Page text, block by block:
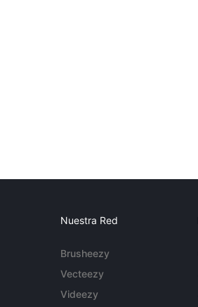
Nuestra Red
Brusheezy
Vecteezy
Videezy